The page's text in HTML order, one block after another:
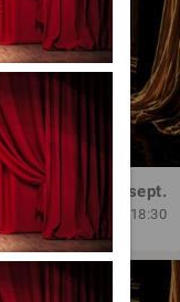
OPERA BRAȘOV ESTIVAL – SEARĂ DE OPERĂ – CONCERT EXTRAORDINAR Sâm, 5 sept.
18:30